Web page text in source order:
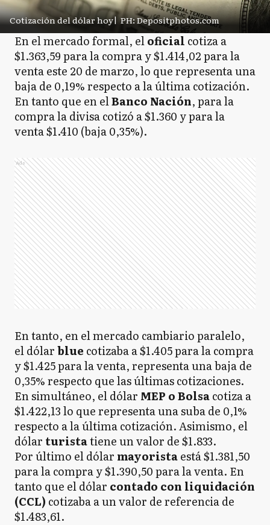
Cotización del dólar hoy| PH: Depositphotos.com
En el mercado formal, eloficial cotiza a
$1.363,59 para la compra y $1.414,02 para la
venta este 20 de marzo, lo que representa una
baja de 0,19% respecto a la última cotización.
En tanto que en elBanco Nación, para la
compra la divisa cotizó a $1.360 y para la
venta $1.410 (baja 0,35%).
Ads
En tanto, en el mercado cambiario paralelo,
el dólarblue cotizaba a $1.405 para la compra
y $1.425 para la venta, representa una baja de
0,35% respecto que las últimas cotizaciones.
En simultáneo, el dólar MEP o Bolsacotiza a
$1.422,13 lo que representa una suba de 0,1%
respecto a la última cotización. Asimismo, el
dólar turistatiene un valor de $1.833.
Por último el dólar mayoristaestá $1.381,50
para la compra y $1.390,50 para la venta. En
tanto que el dólar contado con liquidación
(CCL) cotizaba a un valor de referencia de
$1.483,61.